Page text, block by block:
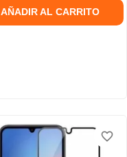
AÑADIR AL CARRITO
favorite_border
favorite_border
favorite_border